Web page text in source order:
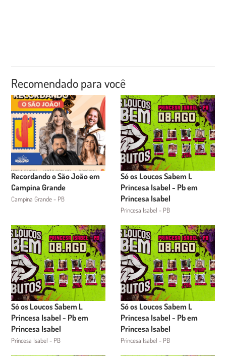
Recomendado para você
Recordando o São João em
Campina Grande
Campina Grande - PB
Só os Loucos Sabem L
Princesa Isabel - Pb em
Princesa Isabel
Princesa Isabel - PB
Só os Loucos Sabem L
Princesa Isabel - Pb em
Princesa Isabel
Princesa Isabel - PB
Só os Loucos Sabem L
Princesa Isabel - Pb em
Princesa Isabel
Princesa Isabel - PB